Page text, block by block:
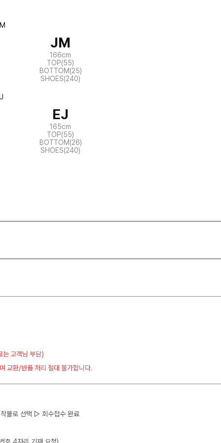
JM
166cm
TOP(55)
BOTTOM(25)
SHOES(240)
EJ
165cm
TOP(55)
BOTTOM(26)
SHOES(240)
고객님 부담)
교환/반품 처리 절대 불가합니다.
불로 선택 ▷ 회수접수 완료